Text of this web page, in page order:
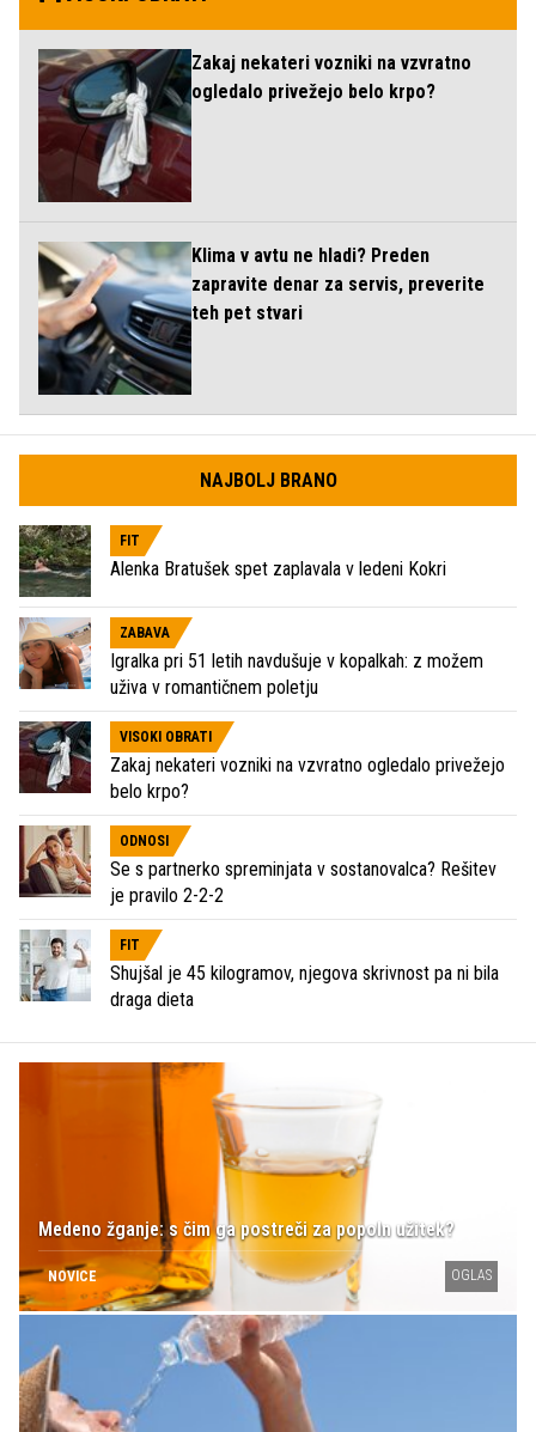
Zakaj nekateri vozniki na vzvratno
ogledalo privežejo belo krpo?
Klima v avtu ne hladi? Preden
zapravite denar za servis, preverite
teh pet stvari
NAJBOLJ BRANO
FIT
Alenka Bratušek spet zaplavala v ledeni Kokri
ZABAVA
Igralka pri 51 letih navdušuje v kopalkah: z možem
uživa v romantičnem poletju
VISOKI OBRATI
Zakaj nekateri vozniki na vzvratno ogledalo privežejo
belo krpo?
ODNOSI
Se s partnerko spreminjata v sostanovalca? Rešitev
je pravilo 2-2-2
FIT
Shujšal je 45 kilogramov, njegova skrivnost pa ni bila
draga dieta
Medeno žganje: s čim ga postreči za popoln užitek?
NOVICE OGLAS